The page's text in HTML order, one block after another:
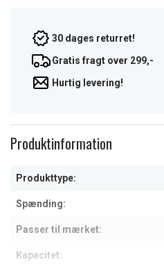
30 dages returret!
Gratis fragt over 299,-
Hurtig levering!
Produktinformation
Produkttype:
Spænding:
Passer til mærket:
Kapacitet: